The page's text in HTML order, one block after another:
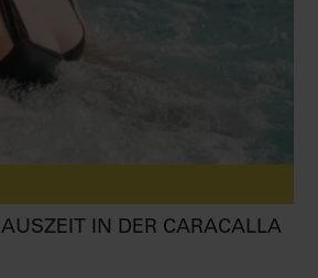
IN DER CARACALLA